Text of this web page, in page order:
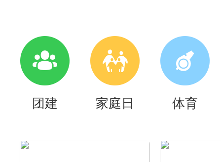
团建 家庭日 体育